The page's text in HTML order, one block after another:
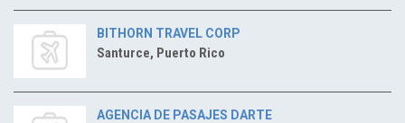
BITHORN TRAVEL CORP
Santurce, Puerto Rico
AGENCIA DE PASAJES DARTE